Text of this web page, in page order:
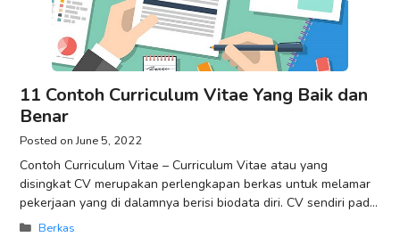
11 Contoh Curriculum Vitae Yang Baik dan
Benar
June 5, 2022
Contoh Curriculum Vitae – Curriculum Vitae atau yang
disingkat CV merupakan perlengkapan berkas untuk melamar
pekerjaan yang di dalamnya berisi biodata diri. CV sendiri pada
dasarnya berupa daftar riwayat hidup
Categories
Berkas